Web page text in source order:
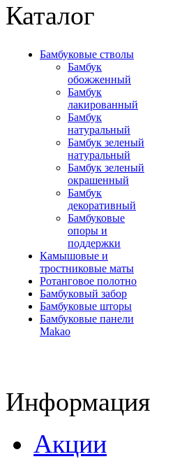
Каталог
Бамбуковые стволы
Бамбук
обожженный
Бамбук
лакированный
Бамбук
натуральный
Бамбук зеленый
натуральный
Бамбук зеленый
окрашенный
Бамбук
декоративный
Бамбуковые
опоры и
поддержки
Камышовые и
тростниковые маты
Ротанговое полотно
Бамбуковый забор
Бамбуковые шторы
Бамбуковые панели
Makao
Информация
Акции